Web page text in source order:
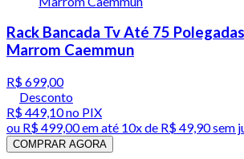
Rack Bancada Tv Até 75
Marrom Caemmun
R$ 699,00
Desconto
R$ 449,10no PIX
ou R$ 499,00em até 10x de R$ 49,90 sem
COMPRAR AGORA